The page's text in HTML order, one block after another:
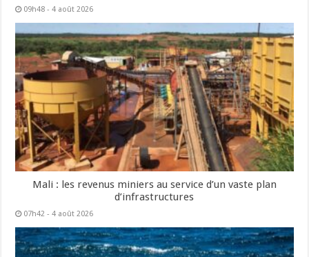
09h48 - 4 août 2026
Mali : les revenus miniers au service d’un vaste plan
d’infrastructures
07h42 - 4 août 2026